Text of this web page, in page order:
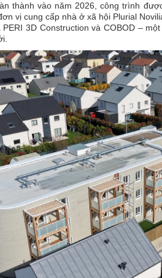
thành vào năm 2026, công trình
vị cung cấp nhà ở xã hội Plurial
3D Construction và COBOD –